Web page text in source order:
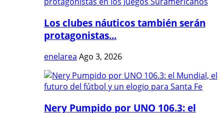
Los clubes náuticos también serán
protagonistas...
enelarea Ago 3, 2026
Nery Pumpido por UNO 106.3: el